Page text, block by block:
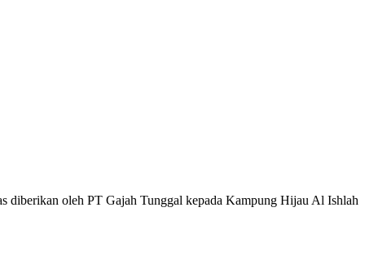
diberikan oleh PT Gajah Tunggal kepada Kampung Hijau Al Ishlah